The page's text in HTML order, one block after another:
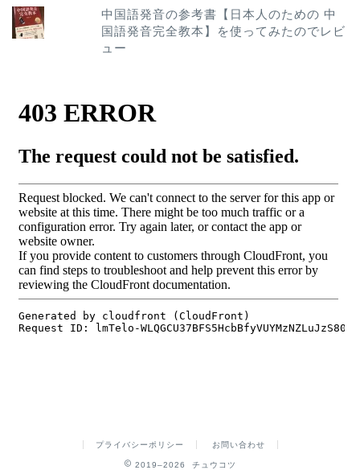
中国語発音の参考書【日本人のための 中
国語発音完全教本】を使ってみたのでレビ
ュー
プライバシーポリシー お問い合わせ
2019–2026 チュウコツ